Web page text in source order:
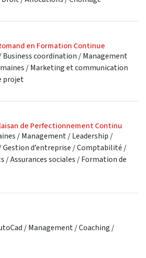
en Formation Continue
coordination / Management
/ Marketing et communication
projet
de Perfectionnement Continu
/ Management / Leadership /
d’entreprise / Comptabilité /
/ Assurances sociales / Formation de
/ Management / Coaching /